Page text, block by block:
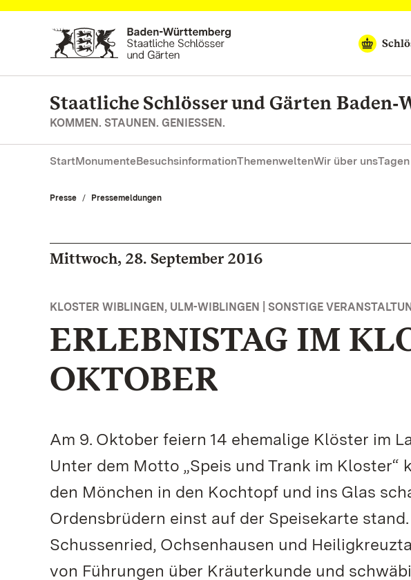
Zum Hauptinhalt springen
Staatliche Schlösser und Gärten
KOMMEN. STAUNEN. GENIESSEN.
StartMonumenteBesuchsinformationThemenweltenWir über uns
Presse Pressemeldungen
Mittwoch, 28. September 2016
KLOSTER WIBLINGEN, ULM-WIBLINGEN | SONSTIGE
ERLEBNISTAG IM
OKTOBER
Am 9. Oktober feiern 14 ehemalige Klöster im
Unter dem Motto „Speis und Trank im Kloster“
den Mönchen in den Kochtopf und ins Glas
Ordensbrüdern einst auf der Speisekarte
Schussenried, Ochsenhausen und
von Führungen über Kräuterkunde und